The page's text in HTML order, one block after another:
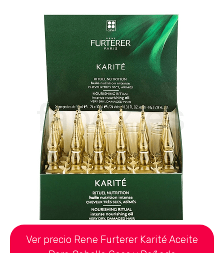
Ver precio Rene Furterer Karité Aceite